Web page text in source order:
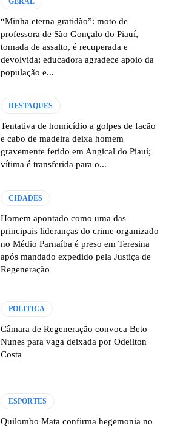
“Minha eterna gratidão”: moto de
professora de São Gonçalo do Piauí,
tomada de assalto, é recuperada e
devolvida; educadora agradece apoio da
população e...
DESTAQUES
Tentativa de homicídio a golpes de facão
e cabo de madeira deixa homem
gravemente ferido em Angical do Piauí;
vítima é transferida para o...
CIDADES
Homem apontado como uma das
principais lideranças do crime organizado
no Médio Parnaíba é preso em Teresina
após mandado expedido pela Justiça de
Regeneração
POLITICA
Câmara de Regeneração convoca Beto
Nunes para vaga deixada por Odeilton
Costa
ESPORTES
Quilombo Mata confirma hegemonia no